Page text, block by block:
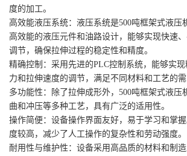
度的加工。
高效能液压系统：液压系统是500吨框架式液压
高效能的液压元件和油路设计，能够实现快速
调节，确保拉伸过程的稳定性和精度。
精确控制：采用先进的PLC控制系统，能够实
力和拉伸速度的调节，满足不同材料和工艺的需
多功能性：除了拉伸成形外，500吨框架式液压
曲和冲压等多种工艺，具有广泛的适用性。
操作简便：设备操作界面友好，易于学习和掌
度较高，减少了人工操作的复杂性和劳动强度。
耐用性与维护性：设备采用高品质的材料和制